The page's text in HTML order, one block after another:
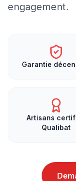
engagement.
Garantie
Artisans
Qualibat